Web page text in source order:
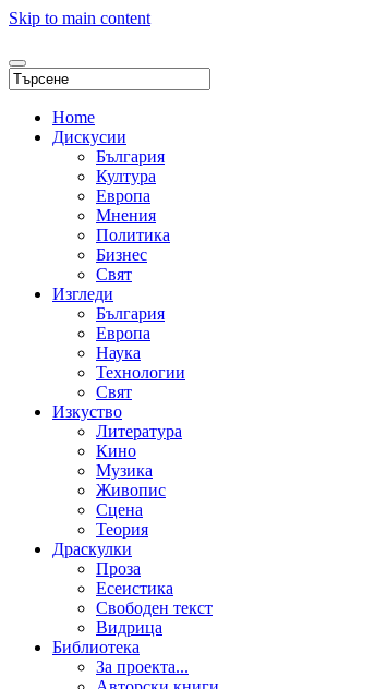
Skip to main content
Home
Дискусии
България
Култура
Европа
Мнения
Политика
Бизнес
Свят
Изгледи
България
Европа
Наука
Технологии
Свят
Изкуство
Литература
Кино
Музика
Живопис
Сцена
Теория
Драскулки
Проза
Есеистика
Свободен текст
Видрица
Библиотека
За проекта...